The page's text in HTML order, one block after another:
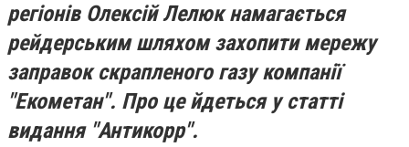
регіонів Олексій Лелюк намагається
рейдерським шляхом захопити мережу
заправок скрапленого газу компанії
"Екометан". Про це йдеться у статті
видання "Антикорр".